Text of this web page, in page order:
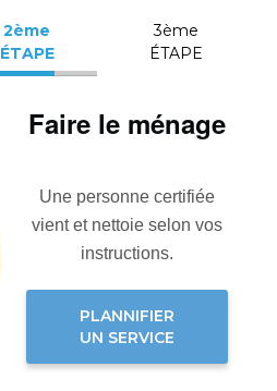
2ème
ÉTAPE
3ème
ÉTAPE
Faire le ménage
Une personne certifiée
vient et nettoie selon vos
instructions.
PLANNIFIER
UN SERVICE